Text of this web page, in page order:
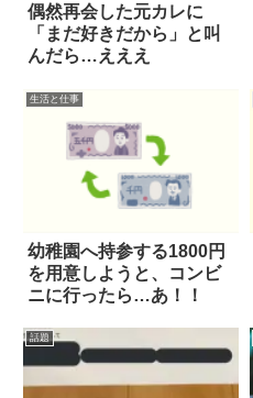
偶然再会した元カレに
「まだ好きだから」と叫
んだら…えええ
生活と仕事
幼稚園へ持参する1800円
を用意しようと、コンビ
ニに行ったら…あ！！
話題